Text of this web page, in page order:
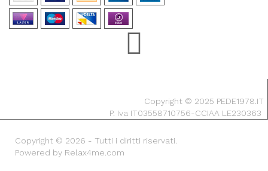
Copyright © 2025 PEDE1978.IT
P. Iva IT03558710756-CCIAA LE230363
Copyright © 2026 - Tutti i diritti riservati.
Powered by Relax4me.com